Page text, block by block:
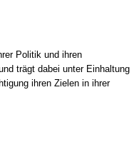
Politik und ihren
trägt dabei unter Einhaltung
ihren Zielen in ihrer